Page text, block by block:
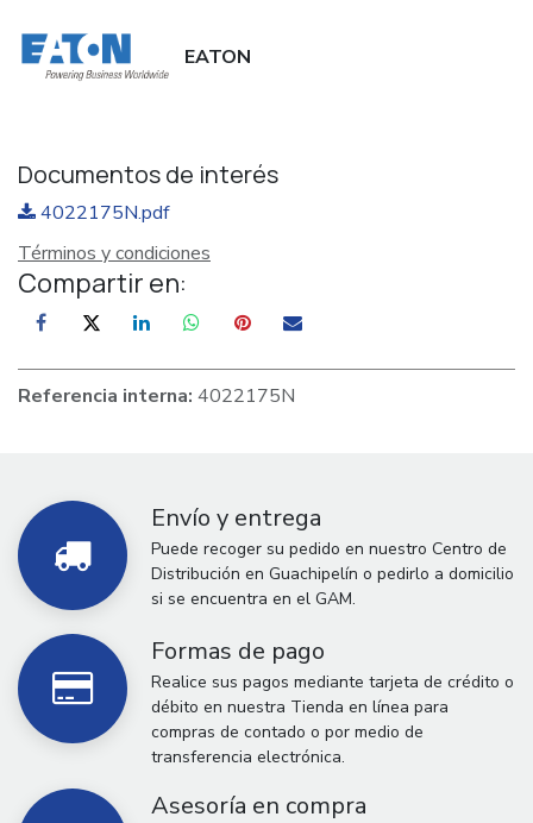
EATON
Documentos de interés
4022175N.pdf
Términos y condiciones
Compartir en:
Referencia interna: 4022175N
Envío y entrega
Puede recoger su pedido en nuestro Centro de
Distribución en Guachipelín o pedirlo a domicilio
si se encuentra en el GAM.
Formas de pago
Realice sus pagos mediante tarjeta de crédito o
débito en nuestra Tienda en línea para
compras de contado o por medio de
transferencia electrónica.
Asesoría en compra